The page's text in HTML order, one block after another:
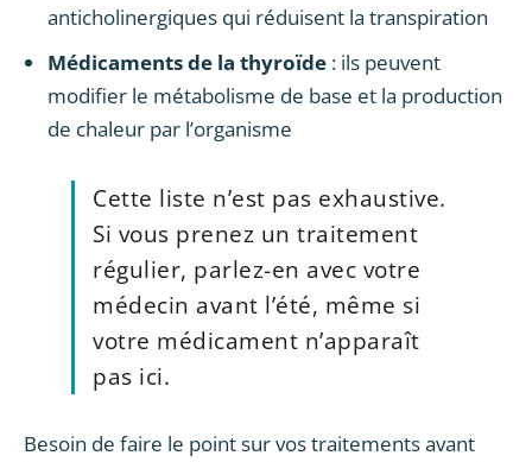
anticholinergiques qui réduisent la transpiration
Médicaments de la thyroïde : ils peuvent
modifier le métabolisme de base et la production
de chaleur par l’organisme
Cette liste n’est pas exhaustive.
Si vous prenez un traitement
régulier, parlez-en avec votre
médecin avant l’été, même si
votre médicament n’apparaît
pas ici.
Besoin de faire le point sur vos traitements avant